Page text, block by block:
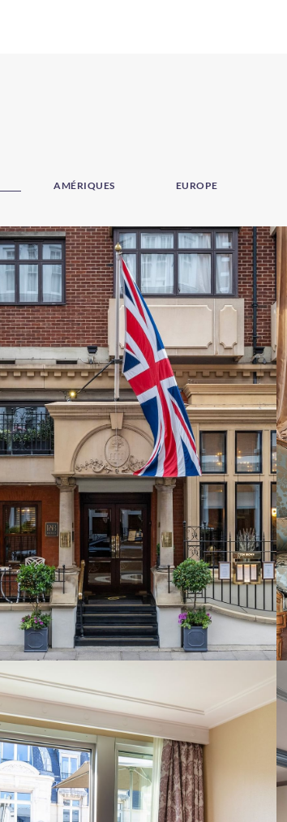
AMÉRIQUES EUROPE
Hotel & Apartments -
London
RÉSERVER CETTE OFFRE